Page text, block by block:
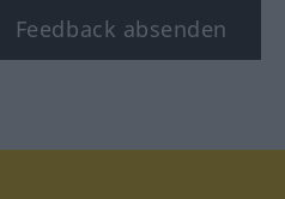
Feedback absenden